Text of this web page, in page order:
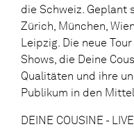
die Schweiz. Geplant
Zürich, München,
Leipzig. Die neue
Shows, die Deine
Qualitäten und ihre
Publikum in den
DEINE COUSINE -